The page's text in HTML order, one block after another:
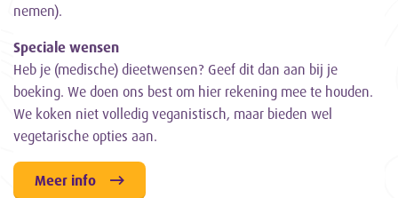
nemen).
Speciale wensen
Heb je (medische) dieetwensen? Geef dit dan aan bij je
boeking. We doen ons best om hier rekening mee te houden.
We koken niet volledig veganistisch, maar bieden wel
vegetarische opties aan.
Meer info